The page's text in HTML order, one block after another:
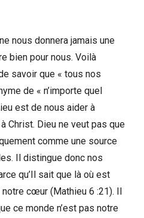
nous donnera jamais une
bien pour nous. Voilà
savoir que « tous nos
de « n’importe quel
est de nous aider à
Christ. Dieu ne veut pas que
comme une source
Il distingue donc nos
qu’Il sait que là où est
cœur (Mathieu 6 :21). Il
ce monde n’est pas notre